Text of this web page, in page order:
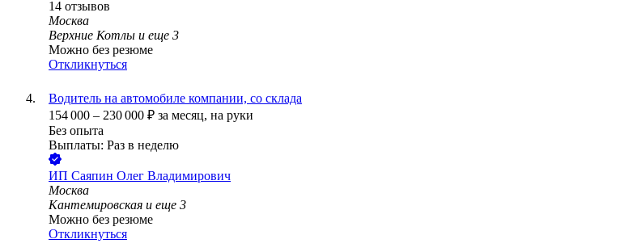
14 отзывов
Москва
Верхние Котлы и еще 3
Можно без резюме
Откликнуться
Водитель на автомобиле компании, со склада
154 000 – 230 000 ₽ за месяц, на руки
Без опыта
Выплаты: Раз в неделю
ИП Саяпин Олег Владимирович
Москва
Кантемировская и еще 3
Можно без резюме
Откликнуться